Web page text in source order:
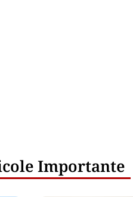
Importante